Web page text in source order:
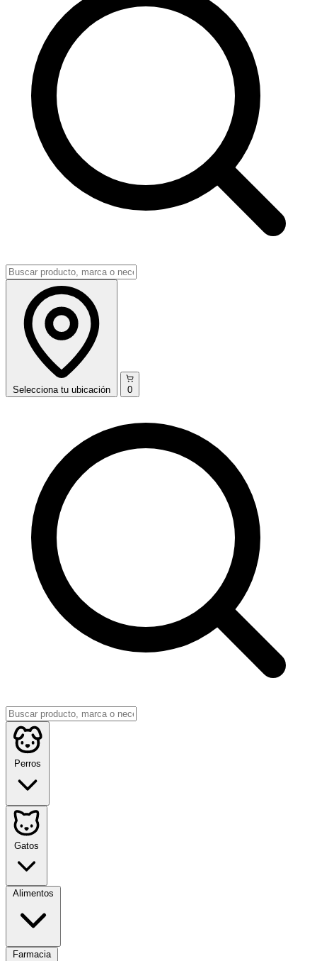
Selecciona tu ubicación 0
Perros
Gatos
Alimentos
Farmacia